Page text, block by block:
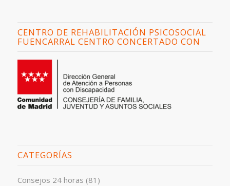
CENTRO DE REHABILITACIÓN PSICOSOCIAL
FUENCARRAL CENTRO CONCERTADO CON
CATEGORÍAS
Consejos 24 horas (81)